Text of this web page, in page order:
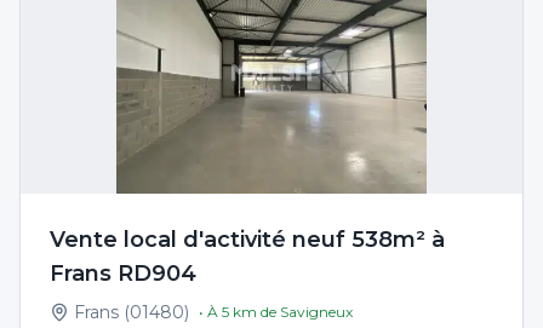
Vente local d'activité neuf 538m² à
Frans RD904
Frans (01480) • À 5 km de Savigneux